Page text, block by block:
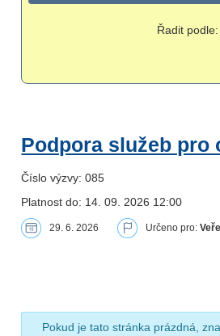
Řadit podle:
Podpora služeb pro
Číslo výzvy: 085
Platnost do: 14. 09. 2026 12:00
29. 6. 2026 Určeno pro:
Pokud je tato stránka prázdná,